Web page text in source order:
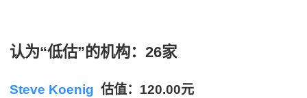
认为“低估”的机构：26家
Steve Koenig 估值：120.00元